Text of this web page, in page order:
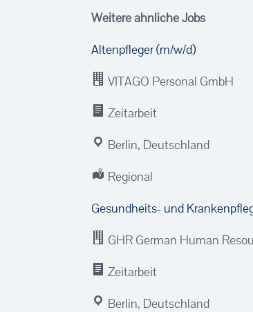
Weitere ähnliche Jobs
Altenpfleger (m/w/d)
VITAGO Personal GmbH
Zeitarbeit
Berlin, Deutschland
Regional
Gesundheits- und
GHR German Human
Zeitarbeit
Berlin, Deutschland